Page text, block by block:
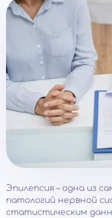
Эпилепсия – одна из
патологий нервной
статистическим